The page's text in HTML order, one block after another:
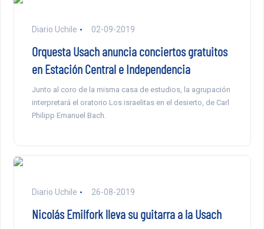
Diario Uchile 02-09-2019
Orquesta Usach anuncia conciertos gratuitos
en Estación Central e Independencia
Junto al coro de la misma casa de estudios, la agrupación
interpretará el oratorio Los israelitas en el desierto, de Carl
Philipp Emanuel Bach.
Diario Uchile 26-08-2019
Nicolás Emilfork lleva su guitarra a la Usach